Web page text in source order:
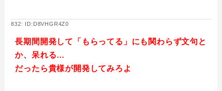
832: ID:D8VHGR4Z0
長期間開発して「もらってる」にも関わらず文句と
か、呆れる…
だったら貴様が開発してみろよ